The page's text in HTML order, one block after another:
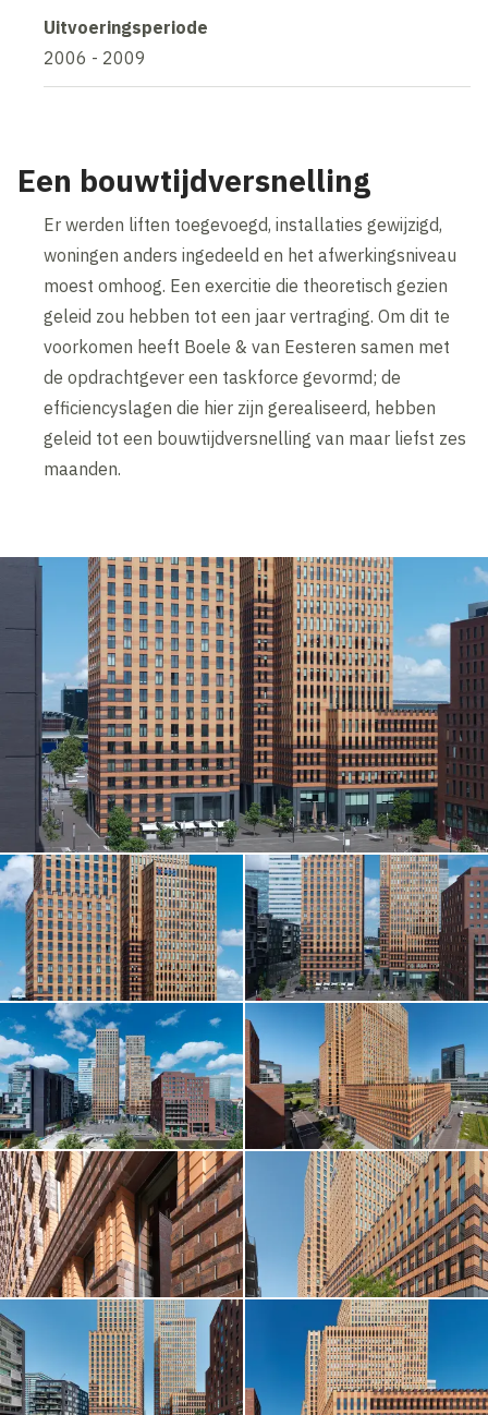
Uitvoeringsperiode
2006 - 2009
Een bouwtijdversnelling
Er werden liften toegevoegd, installaties gewijzigd,
woningen anders ingedeeld en het afwerkingsniveau
moest omhoog. Een exercitie die theoretisch gezien
geleid zou hebben tot een jaar vertraging. Om dit te
voorkomen heeft Boele & van Eesteren samen met
de opdrachtgever een taskforce gevormd; de
efficiencyslagen die hier zijn gerealiseerd, hebben
geleid tot een bouwtijdversnelling van maar liefst zes
maanden.